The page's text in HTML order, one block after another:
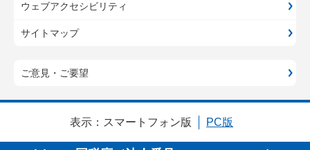
ウェブアクセシビリティ
サイトマップ
ご意見・ご要望
表示： スマートフォン版 PC版